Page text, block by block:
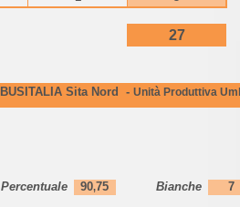
27
BUSITALIA Sita Nord - Unità Produttiva
Percentuale 90,75 Bianche 7